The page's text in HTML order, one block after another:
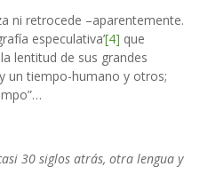
ni retrocede –aparentemente.
especulativa’[4] que
lentitud de sus grandes
un tiempo-humano y otros;
30 siglos atrás, otra lengua y